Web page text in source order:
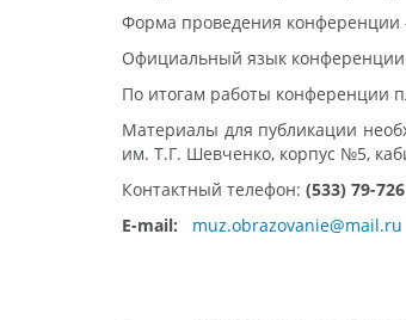
Форма проведения конференции
Официальный язык конференции
По итогам работы конференции
Материалы для публикации
им. Т.Г. Шевченко, корпус №5,
Контактный телефон: (533) 79-726
E-mail:
muz.obrazovanie@mail.ru